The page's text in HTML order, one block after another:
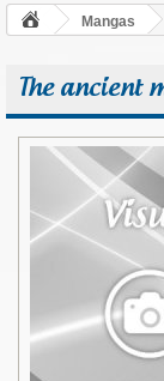
Mangas
The ancient